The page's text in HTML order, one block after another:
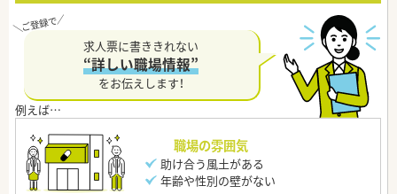
求人票に書ききれない
“詳しい職場情報”
をお伝えします！
職場の雰囲気
助け合う風土がある
年齢や性別の壁がない